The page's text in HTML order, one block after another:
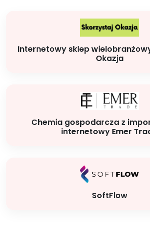
Internetowy sklep
Okazja
Chemia gospodarcza z
internetowy Emer
SoftFlow